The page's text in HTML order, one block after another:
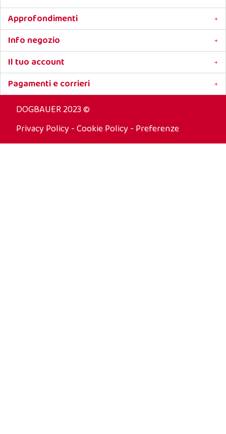
Approfondimenti
Info negozio
Il tuo account
Pagamenti e corrieri
DOGBAUER 2023 ©
Privacy Policy -Cookie Policy - Preferenze